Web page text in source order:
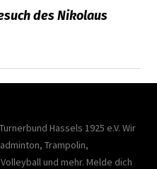
des Nikolaus
Hassels 1925 e.V. Wir
Trampolin,
und mehr. Melde dich